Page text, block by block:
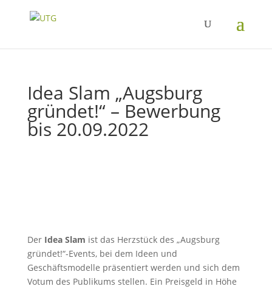
Idea Slam „Augsburg
gründet!“ – Bewerbung
bis 20.09.2022
Der Idea Slam ist das Herzstück des „Augsburg
gründet!“-Events, bei dem Ideen und
Geschäftsmodelle präsentiert werden und sich dem
Votum des Publikums stellen. Ein Preisgeld in Höhe